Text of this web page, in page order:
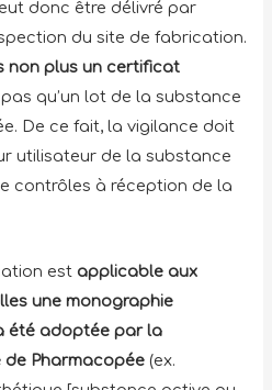
donc être délivré par
du site de fabrication.
non plus un certificat
qu’un lot de la substance
De ce fait, la vigilance doit
utilisateur de la substance
contrôles à réception de la
est applicable aux
une monographie
été adoptée par la
de Pharmacopée (ex.